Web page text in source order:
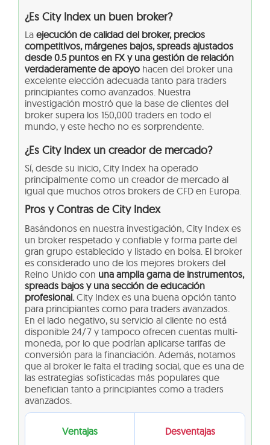
¿Es City Index un buen broker?
La ejecución de calidad del broker, precios
competitivos, márgenes bajos, spreads ajustados
desde 0.5 puntos en FX y una gestión de relación
verdaderamente de apoyo hacen del broker una
excelente elección adecuada tanto para traders
principiantes como avanzados. Nuestra
investigación mostró que la base de clientes del
broker supera los 150,000 traders en todo el
mundo, y este hecho no es sorprendente.
¿Es City Index un creador de mercado?
Sí, desde su inicio, City Index ha operado
principalmente como un creador de mercado al
igual que muchos otros brokers de CFD en Europa.
Pros y Contras de City Index
Basándonos en nuestra investigación, City Index es
un broker respetado y confiable y forma parte del
gran grupo establecido y listado en bolsa. El broker
es considerado uno de los mejores brokers del
Reino Unido con una amplia gama de instrumentos,
spreads bajos y una sección de educación
profesional. City Index es una buena opción tanto
para principiantes como para traders avanzados.
En el lado negativo, su servicio al cliente no está
disponible 24/7 y tampoco ofrecen cuentas multi-
moneda, por lo que podrían aplicarse tarifas de
conversión para la financiación. Además, notamos
que al broker le falta el trading social, que es una de
las estrategias sofisticadas más populares que
benefician tanto a principiantes como a traders
avanzados.
Ventajas Desventajas